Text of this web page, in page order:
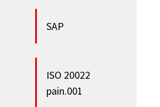
SAP
ISO 20022
pain.001